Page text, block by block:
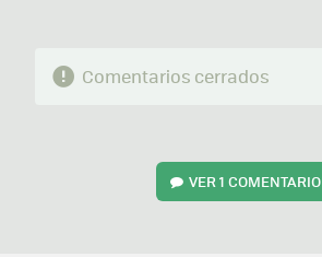
Comentarios cerrados
VER1 COMENTARIO